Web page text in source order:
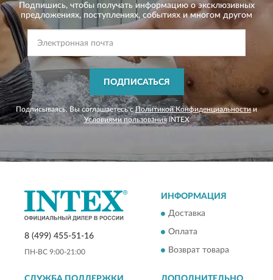
Подпишись, чтобы получать информацию о эксклюзивных
предложениях, поступлениях, событиях и многом другом
ПОДПИСАТЬСЯ
Подписываясь, Вы соглашаетесь сПолитикой Конфиденциальности и
Условиями пользованияINTEX
8 (499) 455-51-16
ПН-ВС 9:00-21:00
ИНФОРМАЦИЯ
Доставка
Оплата
Возврат товара